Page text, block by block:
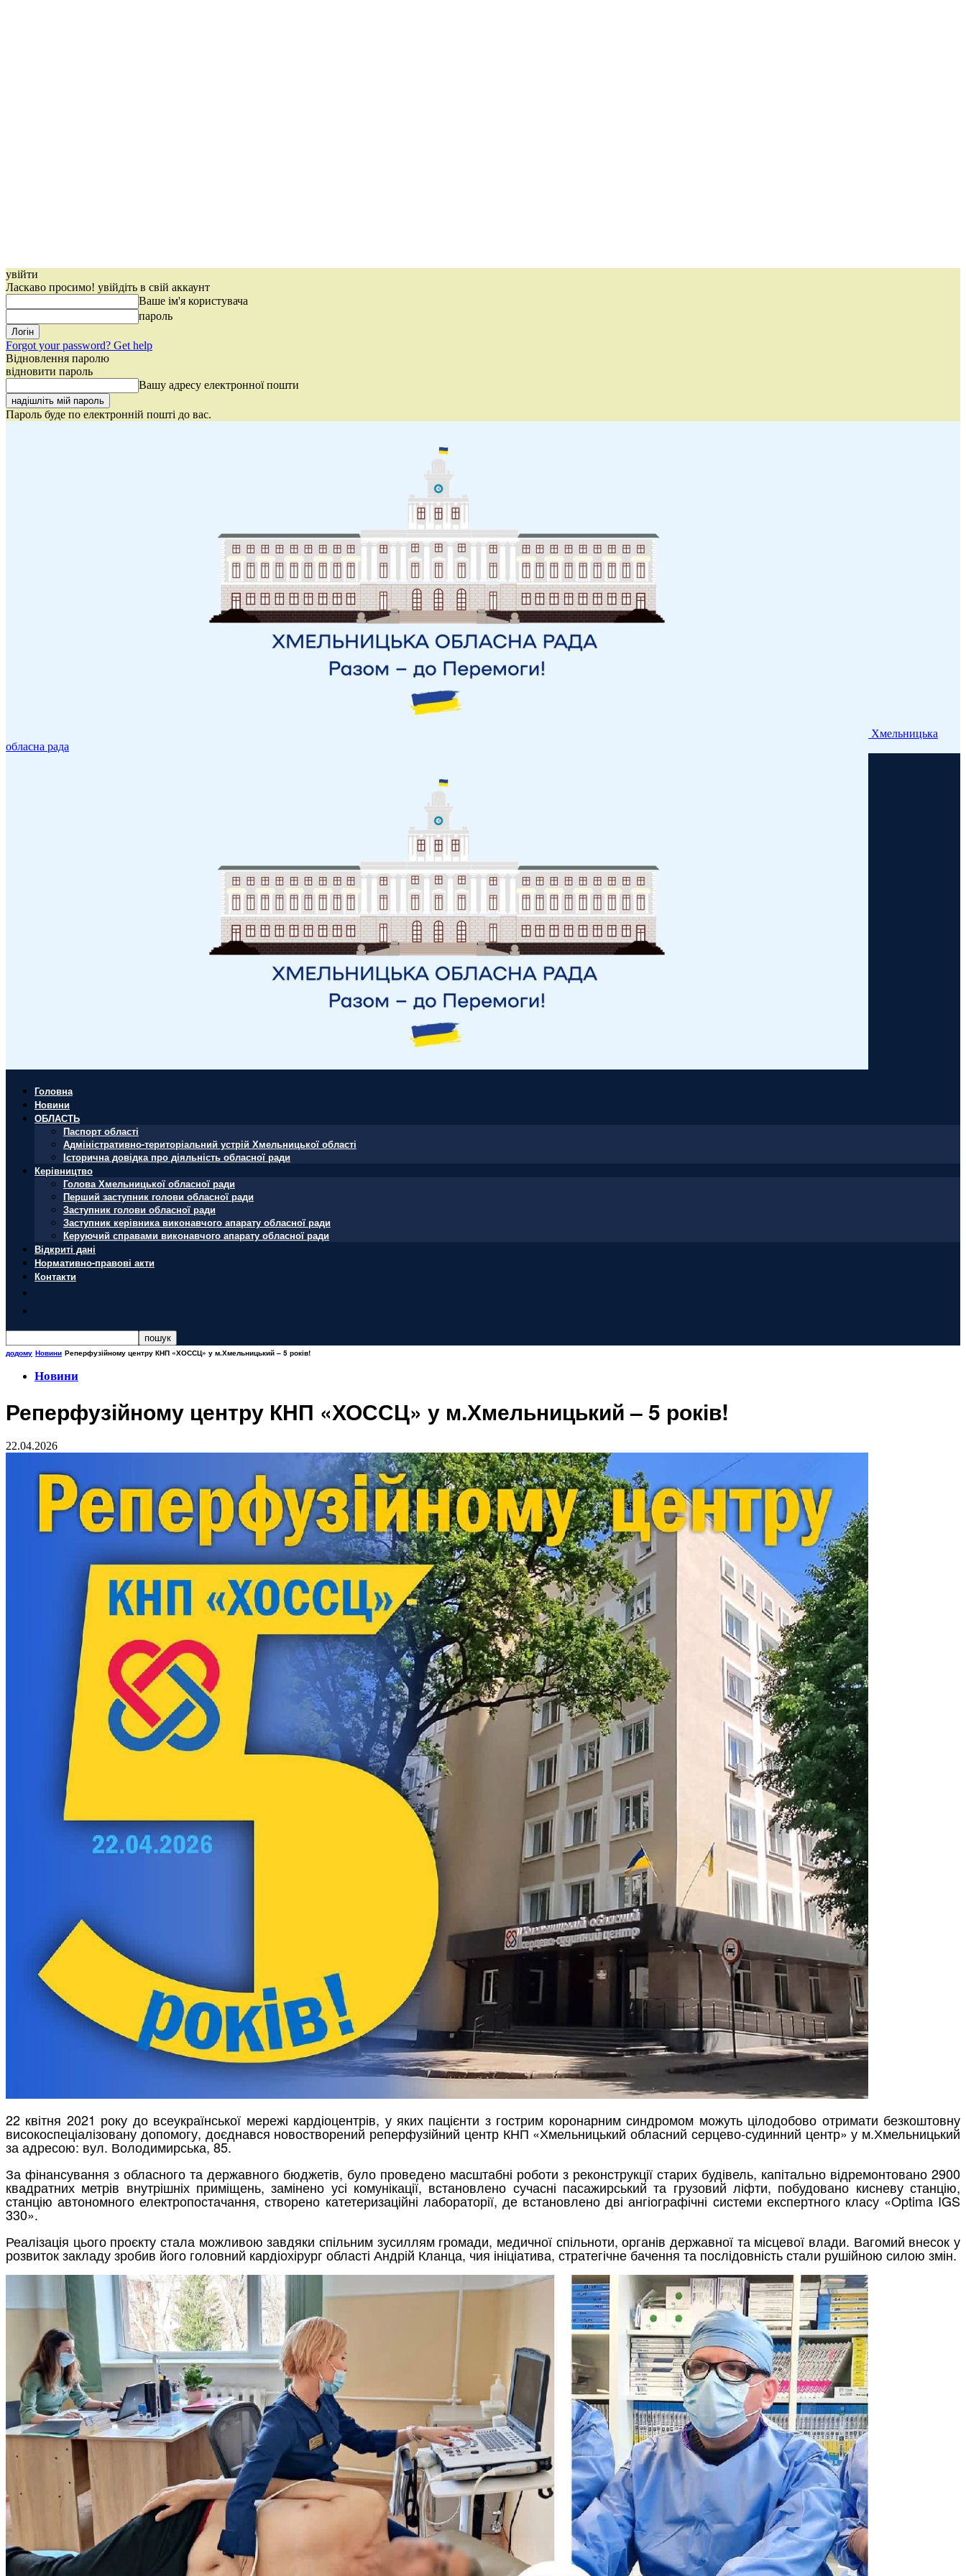
увійти
Ласкаво просимо! увійдіть в свій аккаунт
Ваше ім'я користувача
пароль
Forgot your password? Get help
Відновлення паролю
відновити пароль
Вашу адресу електронної пошти
Пароль буде по електронній пошті до вас.
Хмельницька
обласна рада
Головна
Новини
ОБЛАСТЬ
Паспорт області
Адміністративно-територіальний устрій Хмельницької області
Історична довідка про діяльність обласної ради
Керівництво
Голова Хмельницької обласної ради
Перший заступник голови обласної ради
Заступник голови обласної ради
Заступник керівника виконавчого апарату обласної ради
Керуючий справами виконавчого апарату обласної ради
Відкриті дані
Нормативно-правові акти
Контакти
додому Новини Реперфузійному центру КНП «ХОССЦ» у м.Хмельницький – 5 років!
Новини
Реперфузійному центру КНП «ХОССЦ» у м.Хмельницький – 5 років!
22.04.2026
22 квітня 2021 року до всеукраїнської мережі кардіоцентрів, у яких пацієнти з гострим коронарним синдромом можуть цілодобово отримати безкоштовну
високоспеціалізовану допомогу, доєднався новостворений реперфузійний центр КНП «Хмельницький обласний серцево-судинний центр» у м.Хмельницький
заадресою: вул. Володимирська, 85.
За фінансування з обласного та державного бюджетів, було проведено масштабні роботи з реконструкції старих будівель, капітально відремонтовано 2900
квадратних метрів внутрішніх приміщень, замінено усі комунікації, встановлено сучасні пасажирський та грузовий ліфти, побудовано кисневу станцію,
станцію автономного електропостачання,створено катетеризаційнілабораторії, де встановлено двіангіографічні системи експертного класу «OptimaIGS
330».
Реалізація цього проєкту стала можливою завдяки спільним зусиллям громади, медичної спільноти, органів державної та місцевої влади. Вагомий внесок у
розвиток закладу зробив його головний кардіохірург області Андрій Кланца, чия ініціатива, стратегічне бачення та послідовність стали рушійною силою змін.